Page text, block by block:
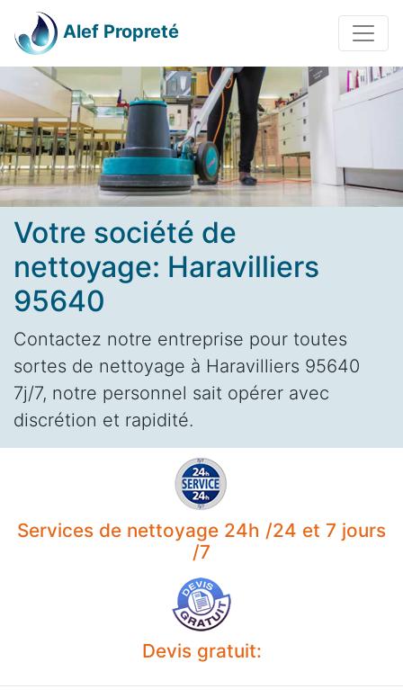
Alef Propreté
Votre société de
nettoyage: Haravilliers
95640
Contactez notre entreprise pour toutes
sortes de nettoyage à Haravilliers 95640
7j/7, notre personnel sait opérer avec
discrétion et rapidité.
Services de nettoyage 24h /24 et 7 jours
/7
Devis gratuit: